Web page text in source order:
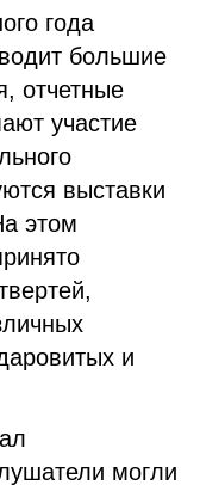
года
большие
отчетные
участие
выставки
этом
и
могли